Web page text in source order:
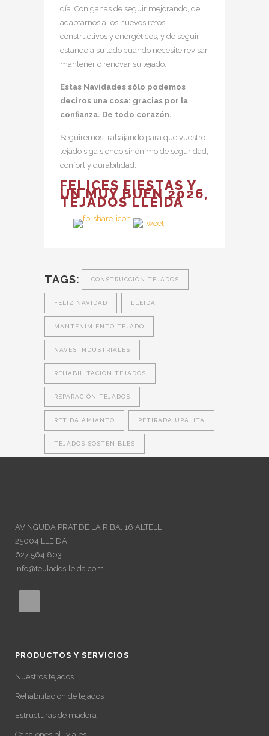
día. Con ganas de seguir mejorando, de
adaptarnos a los nuevos retos
constructivos y energéticos, y de seguir
estando a su lado cuando necesite revisar,
mantener o renovar su tejado.
Estas Navidades sólo podemos
deciros una cosa: gracias por la
confianza. De todo corazón.
Seguiremos trabajando para que vuestro
tejado siga siendo sinónimo de seguridad,
confort y durabilidad.
FELICES FIESTAS Y
UN MUY BUEN 2026,
TEJADOS LLEIDA
TAGS: CONSTRUCCIÓN TEJADOS
FELIZ NAVIDAD LLEIDA
MANTENIMIENTO TEJADO
NAVES INDUSTRIALES
REHABILITACIÓN TEJADOS
REPARACIÓN TEJADOS
RETIDA AMIANTO RETIRADA URALITA
TEJADOS SOSTENIBLES
AVINGUDA PRAT DE LA RIBA, 16 ALTELL
25004 LLEIDA
627 564 803
info@teuladeslleida.com
PRODUCTOS Y SERVICIOS
Nuestros tejados
Rehabilitación de tejados
Estructuras de madera